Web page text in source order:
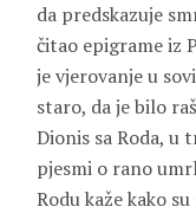
da predskazuje
čitao epigrame iz
je vjerovanje u
staro, da je bilo
Dionis sa Roda, u
pjesmi o rano
Rodu kaže kako